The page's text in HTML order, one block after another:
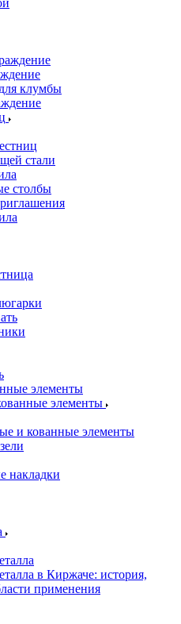
клумбы
стали
столбы
элементы
элементы
и кованные элементы
накладки
в Киржаче: история,
применения